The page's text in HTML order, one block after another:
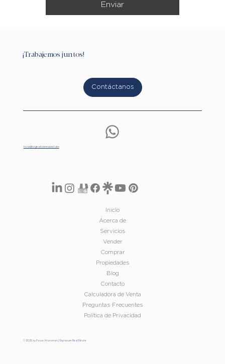
Enviar
© 2025 by Paula Aharonian | Signature Real Estate
¡Trabajemos juntos!
Contáctanos
Inicio
Acerca de
Servicios
Vender
Comprar
Propiedades
Blog
Contacto
Calculadora de Venta
Preguntas Frecuentes
Política de Privacidad
hola@signaturereal.estate